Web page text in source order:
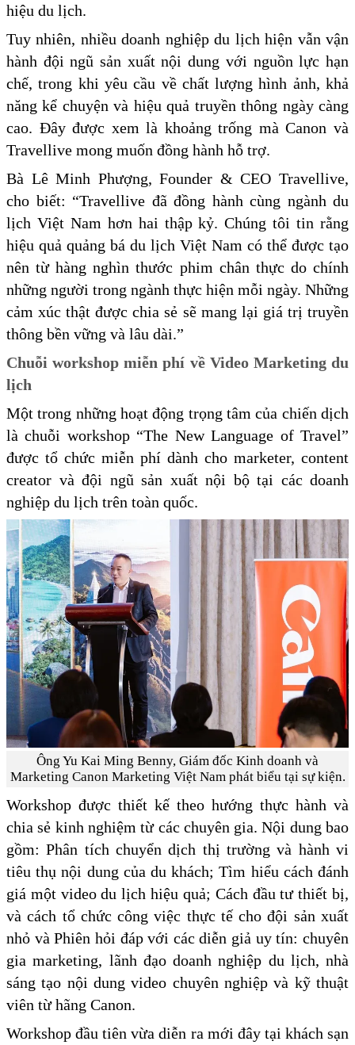
hiệu du lịch.
Tuy nhiên, nhiều doanh nghiệp du lịch hiện vẫn vận
hành đội ngũ sản xuất nội dung với nguồn lực hạn
chế, trong khi yêu cầu về chất lượng hình ảnh, khả
năng kể chuyện và hiệu quả truyền thông ngày càng
cao. Đây được xem là khoảng trống mà Canon và
Travellive mong muốn đồng hành hỗ trợ.
Bà Lê Minh Phượng, Founder & CEO Travellive,
cho biết: “Travellive đã đồng hành cùng ngành du
lịch Việt Nam hơn hai thập kỷ. Chúng tôi tin rằng
hiệu quả quảng bá du lịch Việt Nam có thể được tạo
nên từ hàng nghìn thước phim chân thực do chính
những người trong ngành thực hiện mỗi ngày. Những
cảm xúc thật được chia sẻ sẽ mang lại giá trị truyền
thông bền vững và lâu dài.”
Chuỗi workshop miễn phí về Video Marketing du
lịch
Một trong những hoạt động trọng tâm của chiến dịch
là chuỗi workshop “The New Language of Travel”
được tổ chức miễn phí dành cho marketer, content
creator và đội ngũ sản xuất nội bộ tại các doanh
nghiệp du lịch trên toàn quốc.
Ông Yu Kai Ming Benny, Giám đốc Kinh doanh và
Marketing Canon Marketing Việt Nam phát biểu tại sự kiện.
Workshop được thiết kế theo hướng thực hành và
chia sẻ kinh nghiệm từ các chuyên gia. Nội dung bao
gồm: Phân tích chuyển dịch thị trường và hành vi
tiêu thụ nội dung của du khách; Tìm hiểu cách đánh
giá một video du lịch hiệu quả; Cách đầu tư thiết bị,
và cách tổ chức công việc thực tế cho đội sản xuất
nhỏ và Phiên hỏi đáp với các diễn giả uy tín: chuyên
gia marketing, lãnh đạo doanh nghiệp du lịch, nhà
sáng tạo nội dung video chuyên nghiệp và kỹ thuật
viên từ hãng Canon.
Workshop đầu tiên vừa diễn ra mới đây tại khách sạn